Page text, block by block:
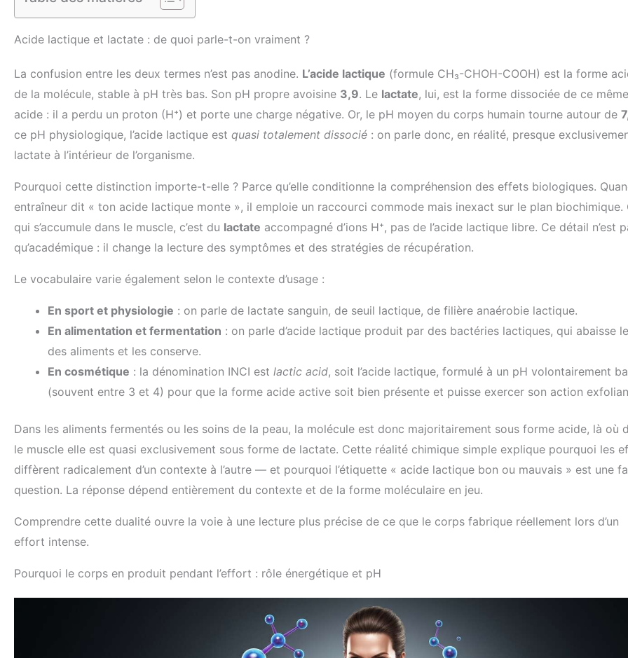
Acide lactique et lactate : de quoi parle-t-on vraiment ?
La confusion entre les deux termes n’est pas anodine. L’acide lactique (formule CH₃-CHOH-COOH) est la forme
de la molécule, stable à pH très bas. Son pH propre avoisine 3,9. Le lactate, lui, est la forme dissociée de ce même
acide : il a perdu un proton (H⁺) et porte une charge négative. Or, le pH moyen du corps humain tourne autour de
ce pH physiologique, l’acide lactique est quasi totalement dissocié : on parle donc, en réalité, presque
lactate à l’intérieur de l’organisme.
Pourquoi cette distinction importe-t-elle ? Parce qu’elle conditionne la compréhension des effets biologiques.
entraîneur dit « ton acide lactique monte », il emploie un raccourci commode mais inexact sur le plan biochimique.
qui s’accumule dans le muscle, c’est du lactate accompagné d’ions H⁺, pas de l’acide lactique libre. Ce détail n’est
qu’académique : il change la lecture des symptômes et des stratégies de récupération.
Le vocabulaire varie également selon le contexte d’usage :
En sport et physiologie : on parle de lactate sanguin, de seuil lactique, de filière anaérobie lactique.
En alimentation et fermentation : on parle d’acide lactique produit par des bactéries lactiques, qui abaisse
des aliments et les conserve.
En cosmétique : la dénomination INCI est lactic acid, soit l’acide lactique, formulé à un pH volontairement
(souvent entre 3 et 4) pour que la forme acide active soit bien présente et puisse exercer son action
Dans les aliments fermentés ou les soins de la peau, la molécule est donc majoritairement sous forme acide, là où
le muscle elle est quasi exclusivement sous forme de lactate. Cette réalité chimique simple explique pourquoi les
diffèrent radicalement d’un contexte à l’autre — et pourquoi l’étiquette « acide lactique bon ou mauvais » est une
question. La réponse dépend entièrement du contexte et de la forme moléculaire en jeu.
Comprendre cette dualité ouvre la voie à une lecture plus précise de ce que le corps fabrique réellement lors d’un
effort intense.
Pourquoi le corps en produit pendant l’effort : rôle énergétique et pH